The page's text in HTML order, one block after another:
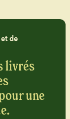
et de
livrés
une